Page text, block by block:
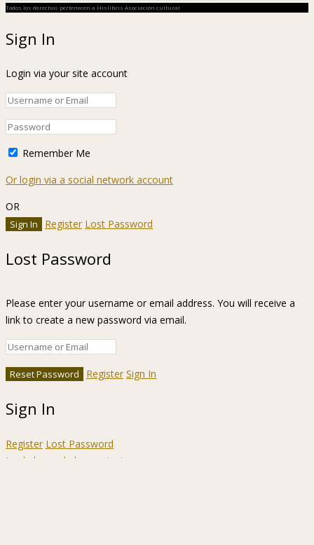
Todos los derechos pertenecen a Hislibris Asociación cultural
Sign In
Login via your site account
Remember Me
Or login via a social network account
OR
Register Lost Password
Lost Password
Please enter your username or email address. You will receive a
link to create a new password via email.
Register Sign In
Sign In
Register Lost Password
Ir a la barra de herramientas